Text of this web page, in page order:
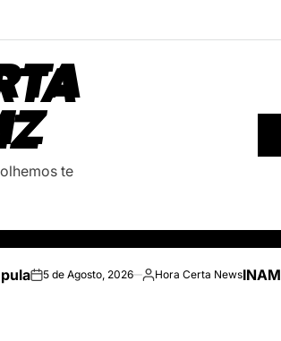
te
on5 de Agosto, 2026
Posted
Hora Certa News